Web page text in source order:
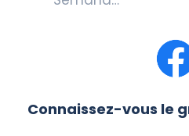
Connaissez-vous le